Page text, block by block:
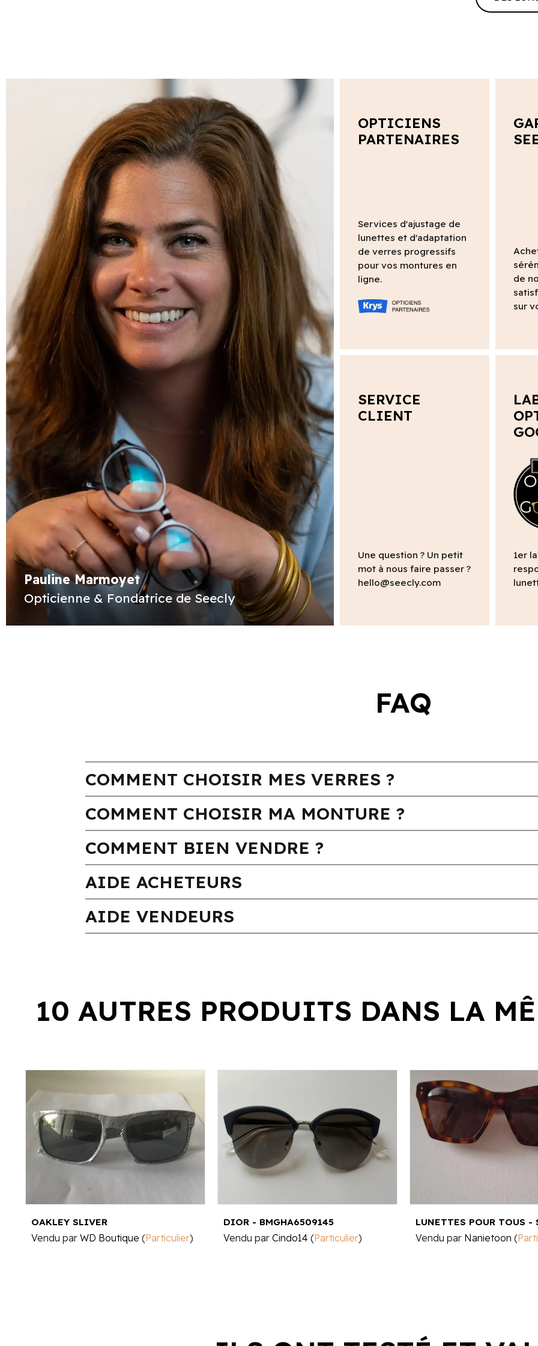
Pauline Marmoyet
Opticienne & Fondatrice de Seecly
OPTICIENS
PARTENAIRES
Services d'ajustage de
lunettes et d'adaptation
de verres progressifs
pour vos montures en
ligne.
de
sur
SERVICE
CLIENT
Une question ? Un petit
mot à nous faire passer ?
hello@seecly.com
1er
FAQ
COMMENT CHOISIR MES VERRES ?
COMMENT CHOISIR MA MONTURE ?
COMMENT BIEN VENDRE ?
AIDE ACHETEURS
AIDE VENDEURS
10 AUTRES PRODUITS DANS LA
OAKLEY SLIVER
Vendu par WD Boutique (Particulier)
DIOR - BMGHA6509145
Vendu par Cindo14 (Particulier) Vendu par Nanietoon (